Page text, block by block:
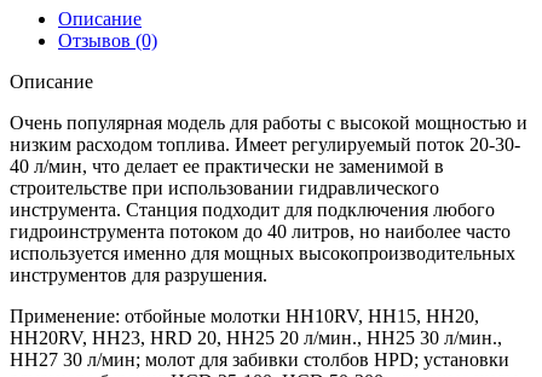
Описание
Отзывов (0)
Описание
Очень популярная модель для работы с высокой мощностью и
низким расходом топлива. Имеет регулируемый поток 20-30-
40 л/мин, что делает ее практически не заменимой в
строительстве при использовании гидравлического
инструмента. Станция подходит для подключения любого
гидроинструмента потоком до 40 литров, но наиболее часто
используется именно для мощных высокопроизводительных
инструментов для разрушения.
Применение: отбойные молотки HH10RV, HH15, HH20,
HH20RV, HH23, HRD 20, HH25 20 л/мин., HH25 30 л/мин.,
HH27 30 л/мин; молот для забивки столбов HPD; установки